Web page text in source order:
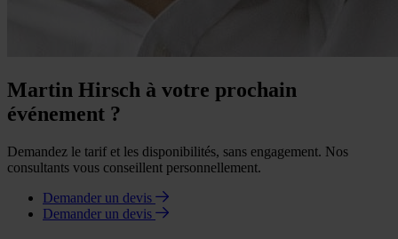
Martin Hirsch à votre prochain
événement ?
Demandez le tarif et les disponibilités, sans engagement. Nos
consultants vous conseillent personnellement.
Demander un devis
Demander un devis